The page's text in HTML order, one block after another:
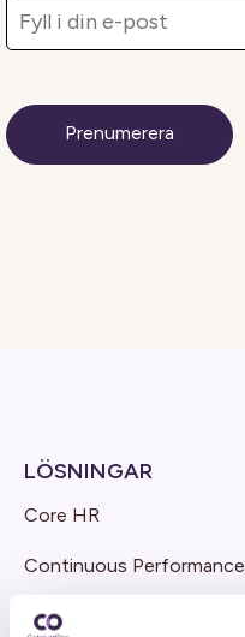
LÖSNINGAR
Core HR
Continuous Performance
Competence & Learning